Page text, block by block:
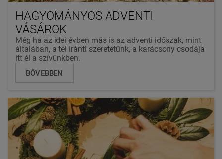
HAGYOMÁNYOS ADVENTI
VÁSÁROK
Még ha az idei évben más is az adventi időszak, mint
általában, a tél iránti szeretetünk, a karácsony csodája
itt él a szívünkben.
BŐVEBBEN